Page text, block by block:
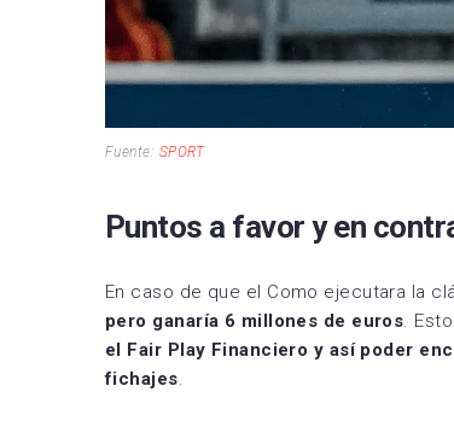
Fuente: SPORT
Puntos a favor y en
En caso de que el Como ejecutara la
pero ganaría 6 millones de euros .
el Fair Play Financiero y así poder
fichajes